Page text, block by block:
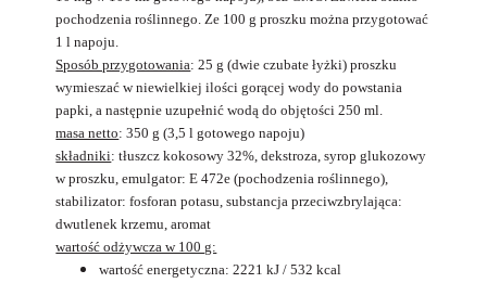
pochodzenia roślinnego. Ze 100 g proszku można przygotować
1 l napoju.
Sposób przygotowania: 25 g (dwie czubate łyżki) proszku
wymieszać w niewielkiej ilości gorącej wody do powstania
papki, a następnie uzupełnić wodą do objętości 250 ml.
masa netto: 350 g (3,5 l gotowego napoju)
składniki: tłuszcz kokosowy 32%, dekstroza, syrop glukozowy
w proszku, emulgator: E 472e (pochodzenia roślinnego),
stabilizator: fosforan potasu, substancja przeciwzbrylająca:
dwutlenek krzemu, aromat
wartość odżywcza w 100 g:
wartość energetyczna: 2221 kJ / 532 kcal